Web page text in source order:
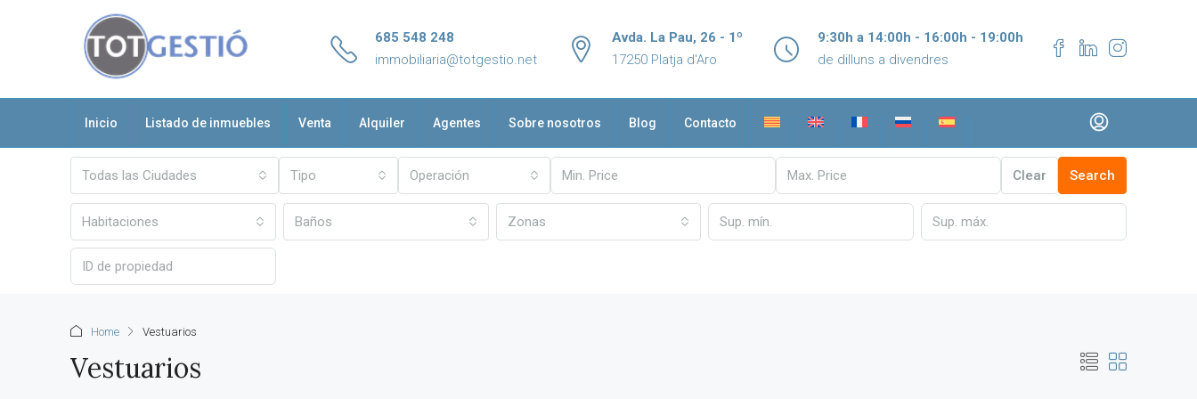
685 548 248
immobiliaria@totgestio.net
Avda. La Pau, 26 - 1º
17250 Platja d'Aro
9:30h a 14:00h - 16:00h - 19:00h
de dilluns a divendres
Inicio Listado de inmuebles Venta Alquiler Agentes Sobre nosotros Blog Contacto
Todas las Ciudades Tipo Operación Clear Search
Habitaciones Baños Zonas
Home Vestuarios
Vestuarios